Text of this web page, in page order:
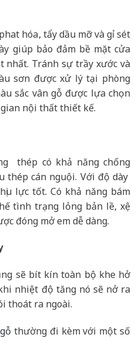
hóa, tẩy dầu mỡ và gỉ sét
giúp bảo đảm bề mặt cửa
Tránh sự trầy xước và
sơn được xử lý tại phòng
sắc vân gỗ được lựa chọn
nội thất thiết kế.
thép có khả năng chống
thép cán nguội. Với độ dày
lực tốt. Có khả năng bám
tình trạng lỏng bản lề, xệ
đóng mở em dễ dàng.
sẽ bít kín toàn bộ khe hở
nhiệt độ tăng nó sẽ nở ra
thoát ra ngoài.
thường đi kèm với một số